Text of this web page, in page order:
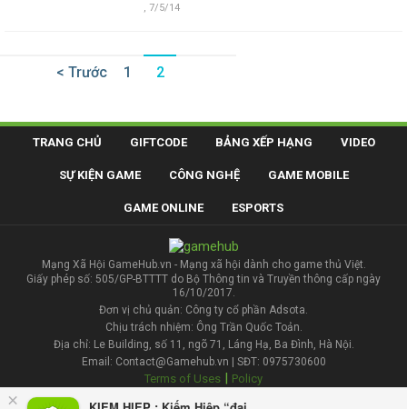
×
,7/5/14
< Trước 1 2
TRANG CHỦ GIFTCODE BẢNG XẾP HẠNG VIDEO
SỰ KIỆN GAME CÔNG NGHỆ GAME MOBILE
GAME ONLINE ESPORTS
Mạng Xã Hội GameHub.vn - Mạng xã hội dành cho game thủ Việt.
Giấy phép số: 505/GP-BTTTT do Bộ Thông tin và Truyền thông cấp ngày
16/10/2017.
Đơn vị chủ quản: Công ty cổ phần Adsota.
Chịu trách nhiệm: Ông Trần Quốc Toản.
Địa chỉ: Le Building, số 11, ngõ 71, Láng Hạ, Ba Đình, Hà Nội.
Email: Contact@Gamehub.vn | SĐT: 0975730600
Terms of Uses Policy